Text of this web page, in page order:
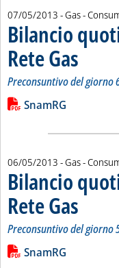
07/05/2013 - Gas -
Bilancio
Rete Gas ..
Preconsuntivo del giorno
Leggi tutta la notizia:
Lista allegati
SnamRG
06/05/2013 - Gas -
Bilancio
Rete Gas ..
Preconsuntivo del giorno
Leggi tutta la notizia:
Lista allegati
SnamRG